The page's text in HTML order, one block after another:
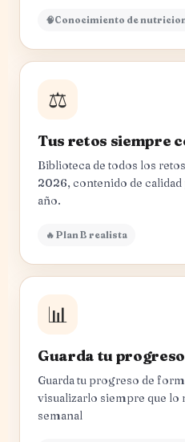
🧠Conocimiento de
⚖️
Tus retos siempre
Biblioteca de todos los
2026, contenido de calidad
año.
🔥 Plan B realista
📊
Guarda tu progreso
Guarda tu progreso de
visualizarlo siempre que lo
semanal